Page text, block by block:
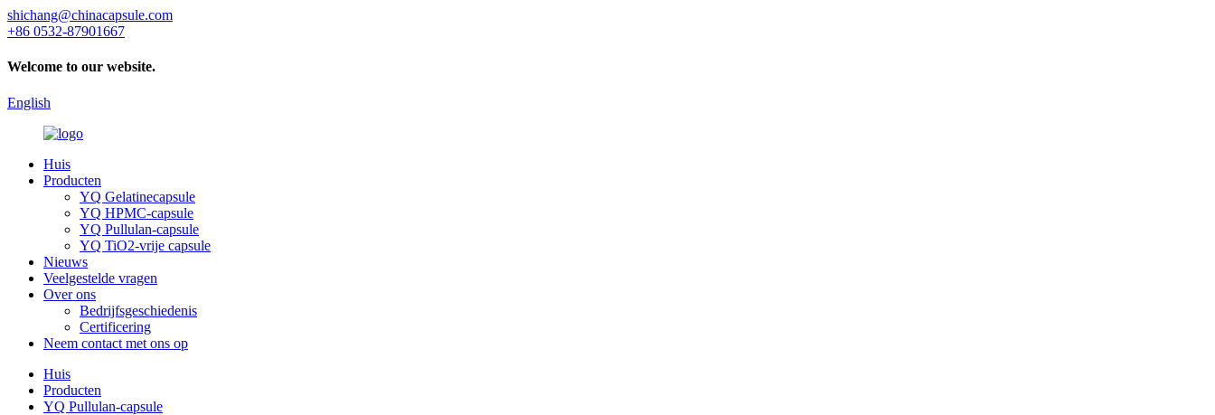
shichang@chinacapsule.com
+86 0532-87901667
Welcome to our website.
English
Huis
Producten
YQ Gelatinecapsule
YQ HPMC-capsule
YQ Pullulan-capsule
YQ TiO2-vrije capsule
Nieuws
Veelgestelde vragen
Over ons
Bedrijfsgeschiedenis
Certificering
Neem contact met ons op
Huis
Producten
YQ Pullulan-capsule